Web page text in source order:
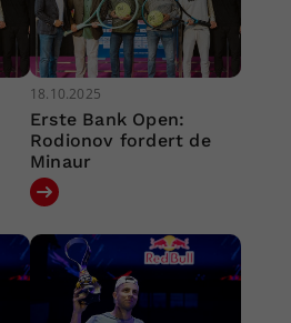
18.10.2025
Erste Bank Open:
Rodionov fordert de
Minaur